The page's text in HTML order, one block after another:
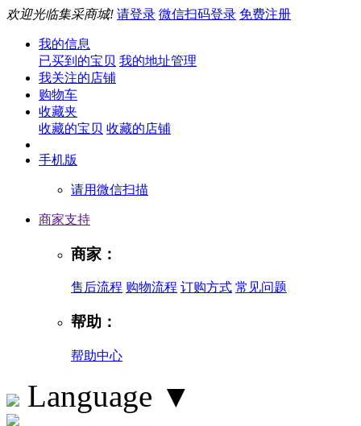
欢迎光临集采商城! 请登录 微信扫码登录 免费注册
我的信息
已买到的宝贝 我的地址管理
我关注的店铺
购物车
收藏夹
收藏的宝贝 收藏的店铺
手机版
请用微信扫描
商家支持
商家：
售后流程 购物流程 订购方式 常见问题
帮助：
帮助中心
Language ▼